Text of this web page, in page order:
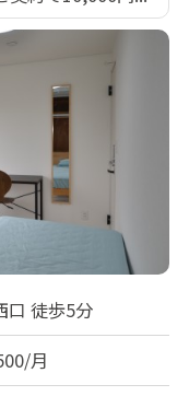
口 徒歩5分
月